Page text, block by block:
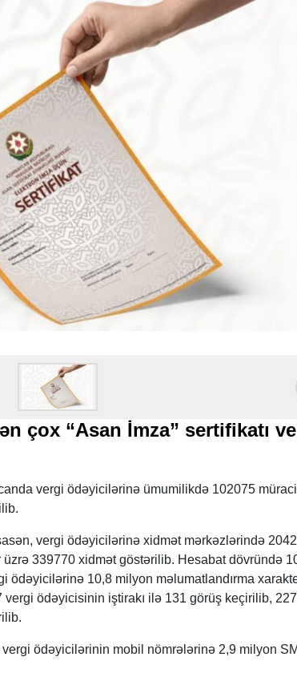
çox “Asan İmza” sertifikatı
vergi ödəyicilərinə ümumilikdə 102075
vergi ödəyicilərinə xidmət mərkəzlərində
339770 xidmət göstərilib. Hesabat dövründə
ödəyicilərinə 10,8 milyon məlumatlandırma
ödəyicisinin iştirakı ilə 131 görüş keçirilib,
ödəyicilərinin mobil nömrələrinə 2,9 milyon